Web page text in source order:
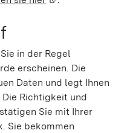
in der Regel
erscheinen. Die
Daten und legt Ihnen
Richtigkeit und
Sie mit Ihrer
Sie bekommen